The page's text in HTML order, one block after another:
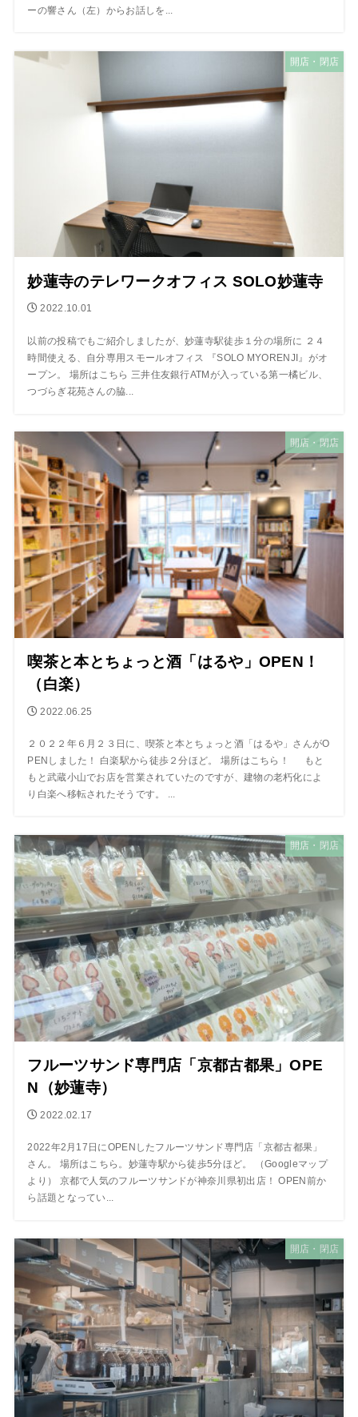
ーの響さん（左）からお話しを...
開店・閉店
妙蓮寺のテレワークオフィス SOLO妙蓮寺
2022.10.01
以前の投稿でもご紹介しましたが、妙蓮寺駅徒歩１分の場所に ２４
時間使える、自分専用スモールオフィス 『SOLO MYORENJI』がオ
ープン。 場所はこちら 三井住友銀行ATMが入っている第一橘ビル、
つづらぎ花苑さんの脇...
開店・閉店
喫茶と本とちょっと酒「はるや」OPEN！
（白楽）
2022.06.25
２０２２年６月２３日に、喫茶と本とちょっと酒「はるや」さんがO
PENしました！ 白楽駅から徒歩２分ほど。 場所はこちら！ もと
もと武蔵小山でお店を営業されていたのですが、建物の老朽化によ
り白楽へ移転されたそうです。 ...
開店・閉店
フルーツサンド専門店「京都古都果」OPE
N（妙蓮寺）
2022.02.17
2022年2月17日にOPENしたフルーツサンド専門店「京都古都果」
さん。 場所はこちら。妙蓮寺駅から徒歩5分ほど。 （Googleマップ
より） 京都で人気のフルーツサンドが神奈川県初出店！ OPEN前か
ら話題となってい...
開店・閉店